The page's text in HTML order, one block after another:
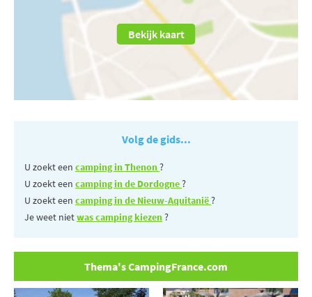
Bekijk kaart
Volg de gids...
U zoekt een camping in Thenon?
U zoekt een camping in de Dordogne?
U zoekt een camping in de Nieuw-Aquitanië?
Je weet nietwas camping kiezen?
Thema's CampingFrance.com